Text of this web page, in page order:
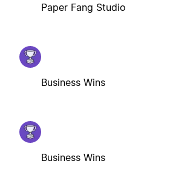
Paper Fang Studio
Business Wins
Business Wins